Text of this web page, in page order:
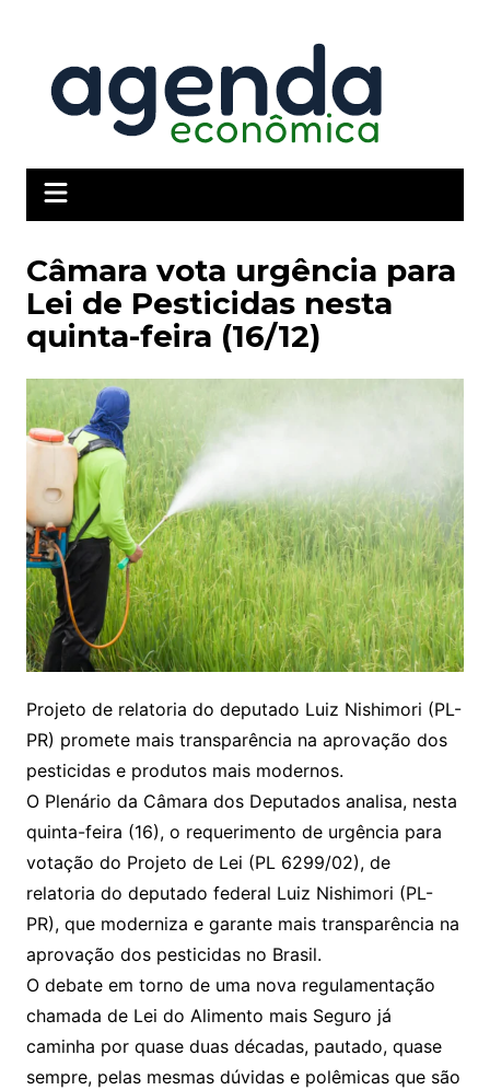
conteúdo
Câmara vota urgência para
Lei de Pesticidas nesta
quinta-feira (16/12)
Projeto de relatoria do deputado Luiz Nishimori (PL-
PR) promete mais transparência na aprovação dos
pesticidas e produtos mais modernos.
O Plenário da Câmara dos Deputados analisa, nesta
quinta-feira (16), o requerimento de urgência para
votação do Projeto de Lei (PL 6299/02), de
relatoria do deputado federal Luiz Nishimori (PL-
PR), que moderniza e garante mais transparência na
aprovação dos pesticidas no Brasil.
O debate em torno de uma nova regulamentação
chamada de Lei do Alimento mais Seguro já
caminha por quase duas décadas, pautado, quase
sempre, pelas mesmas dúvidas e polêmicas que são